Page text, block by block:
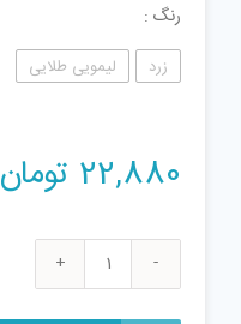
رنگ
زرد لیمویی طلایی
22,880 تومان
ابزار